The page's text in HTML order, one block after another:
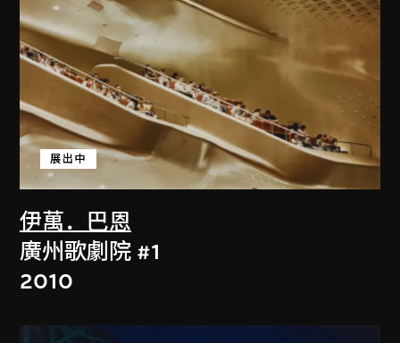
伊萬．巴恩
展出中
廣州歌劇院 #1
2010